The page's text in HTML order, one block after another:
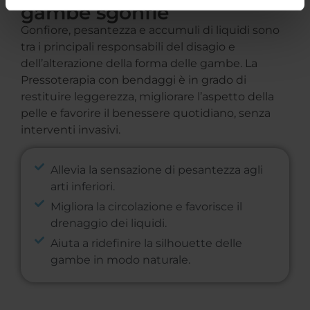
gambe sgonfie
Gonfiore, pesantezza e accumuli di liquidi sono
tra i principali responsabili del disagio e
dell’alterazione della forma delle gambe. La
Pressoterapia con bendaggi è in grado di
restituire leggerezza, migliorare l’aspetto della
pelle e favorire il benessere quotidiano, senza
interventi invasivi.
Allevia la sensazione di pesantezza agli
arti inferiori.
Migliora la circolazione e favorisce il
drenaggio dei liquidi.
Aiuta a ridefinire la silhouette delle
gambe in modo naturale.